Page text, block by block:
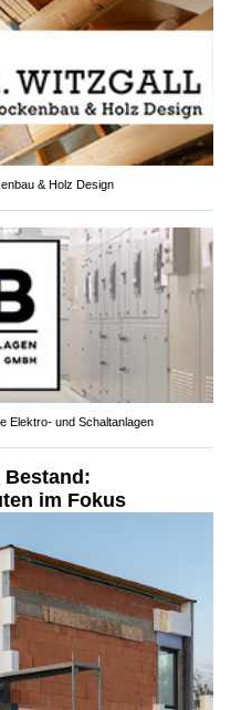
& Holz Design
Elektro- und Schaltanlagen
im Fokus